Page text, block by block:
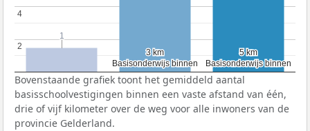
Basisonderwijs binnen
Basisonderwijs binnen
3 km
3 km
Basisonderwijs binnen
Basisonderwijs binnen
5 km
5 km
2
2
4
4
1
1
Bovenstaande grafiek toont het gemiddeld aantal
basisschoolvestigingen binnen een vaste afstand van één,
drie of vijf kilometer over de weg voor alle inwoners van de
provincie Gelderland.